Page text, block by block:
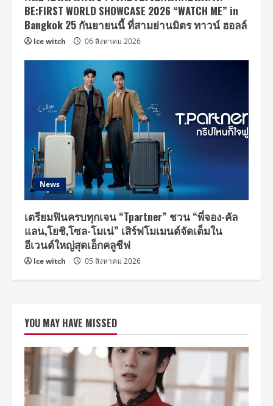
BE:FIRST WORLD SHOWCASE 2026 “WATCH ME” in
Bangkok 25 กันยายนนี้ ที่สามย่านมิตร ทาวน์ ฮอลล์
Ice witch 06 สิงหาคม 2026
News
เตรียมฟินครบทุกเจน “Tpartner” ชวน “พี่จอง-คัล
แลน,โยชิ,โซล-โมเน่” เสิร์ฟโมเมนต์จัดเต็มใน
อีเวนต์ใหญ่สุดเอ็กคลูชีฟ
Ice witch 05 สิงหาคม 2026
YOU MAY HAVE MISSED